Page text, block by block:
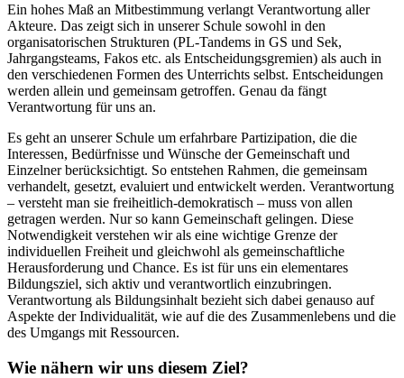
Ein hohes Maß an Mitbestimmung verlangt Verantwortung aller
Akteure. Das zeigt sich in unserer Schule sowohl in den
organisatorischen Strukturen (PL-Tandems in GS und Sek,
Jahrgangsteams, Fakos etc. als Entscheidungsgremien) als auch in
den verschiedenen Formen des Unterrichts selbst. Entscheidungen
werden allein und gemeinsam getroffen. Genau da fängt
Verantwortung für uns an.
Es geht an unserer Schule um erfahrbare Partizipation, die die
Interessen, Bedürfnisse und Wünsche der Gemeinschaft und
Einzelner berücksichtigt. So entstehen Rahmen, die gemeinsam
verhandelt, gesetzt, evaluiert und entwickelt werden. Verantwortung
– versteht man sie freiheitlich-demokratisch – muss von allen
getragen werden. Nur so kann Gemeinschaft gelingen. Diese
Notwendigkeit verstehen wir als eine wichtige Grenze der
individuellen Freiheit und gleichwohl als gemeinschaftliche
Herausforderung und Chance. Es ist für uns ein elementares
Bildungsziel, sich aktiv und verantwortlich einzubringen.
Verantwortung als Bildungsinhalt bezieht sich dabei genauso auf
Aspekte der Individualität, wie auf die des Zusammenlebens und die
des Umgangs mit Ressourcen.
Wie nähern wir uns diesem Ziel?